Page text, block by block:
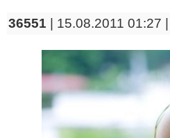
36551 | 15.08.2011 01:27 |